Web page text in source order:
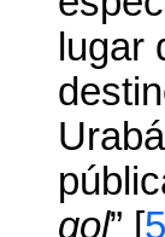
lugar
gol” [5